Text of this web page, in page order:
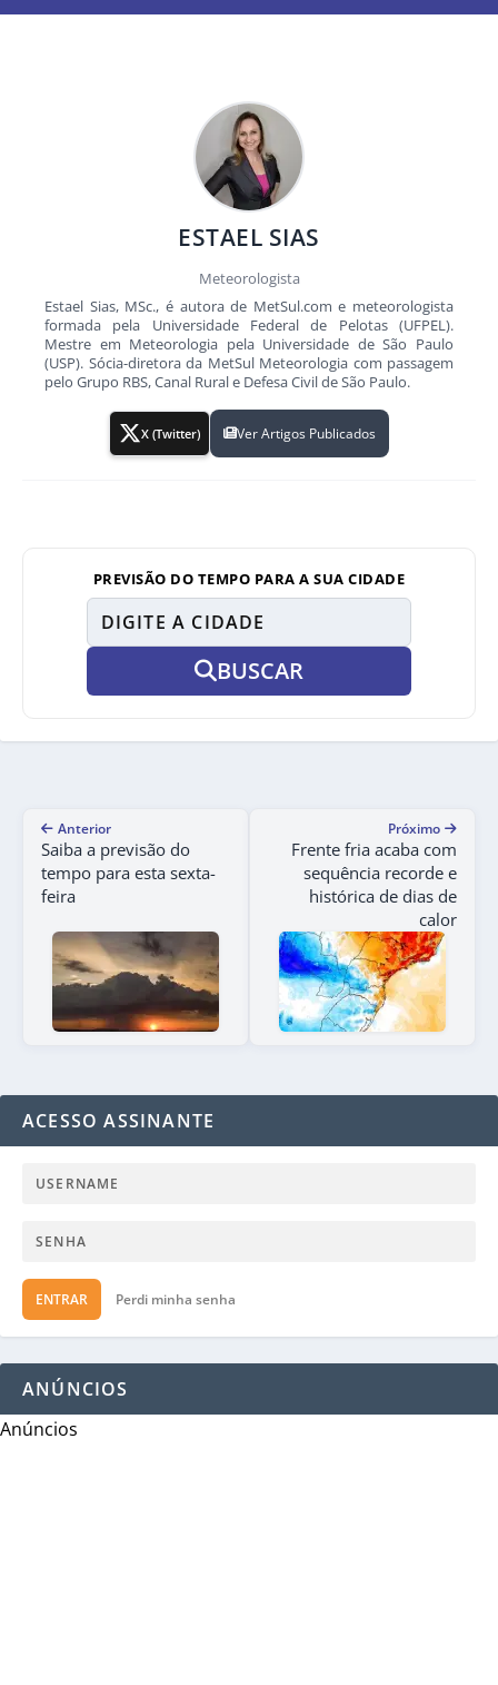
ESTAEL SIAS
Meteorologista
Estael Sias, MSc., é autora de MetSul.com e meteorologista
formada pela Universidade Federal de Pelotas (UFPEL).
Mestre em Meteorologia pela Universidade de São Paulo
(USP). Sócia-diretora da MetSul Meteorologia com passagem
pelo Grupo RBS, Canal Rural e Defesa Civil de São Paulo.
X (Twitter) Ver Artigos Publicados
PREVISÃO DO TEMPO PARA A SUA CIDADE
BUSCAR
Anterior
Saiba a previsão do
tempo para esta sexta-
feira
Próximo
Frente fria acaba com
sequência recorde e
histórica de dias de
calor
ACESSO ASSINANTE
ENTRAR Perdi minha senha
ANÚNCIOS
Anúncios